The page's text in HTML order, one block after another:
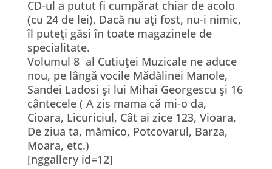
CD-ul a putut fi cumpărat chiar de acolo
(cu 24 de lei). Dacă nu aţi fost, nu-i nimic,
îl puteţi găsi în toate magazinele de
specialitate.
Volumul 8 al Cutiuţei Muzicale ne aduce
nou, pe lângă vocile Mădălinei Manole,
Sandei Ladosi şi lui Mihai Georgescu şi 16
cântecele ( A zis mama că mi-o da,
Cioara, Licuriciul, Cât ai zice 123, Vioara,
De ziua ta, mămico, Potcovarul, Barza,
Moara, etc.)
[nggallery id=12]